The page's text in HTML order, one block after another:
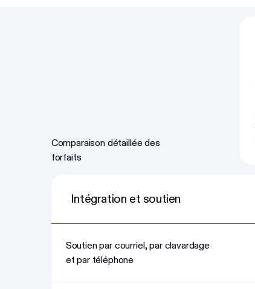
Comparaison détaillée des
forfaits
Intégration et soutien
Soutien par courriel, par clavardage
et par téléphone